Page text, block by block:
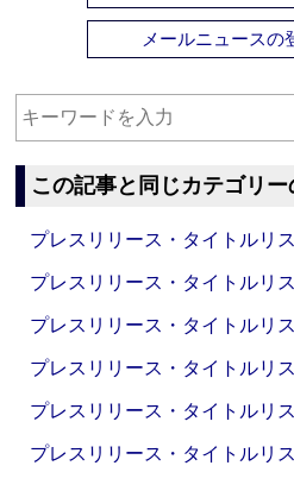
メールニュースの
この記事と同じカテゴリ
プレスリリース・タイトルリ
プレスリリース・タイトルリ
プレスリリース・タイトルリ
プレスリリース・タイトルリ
プレスリリース・タイトルリ
プレスリリース・タイトルリ